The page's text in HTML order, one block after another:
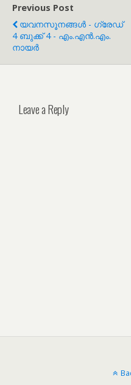
Previous Post
യവനസൂനങ്ങൾ - ഗ്രേഡ്
4 ബുക്ക് 4 - എം.എൻ.എം.
നായർ
Leave a Reply